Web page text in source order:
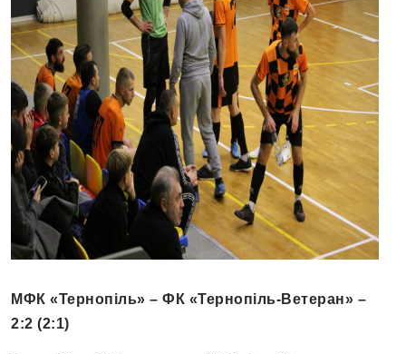
МФК «Тернопіль» – ФК «Тернопіль-Ветеран» –
2:2 (2:1)